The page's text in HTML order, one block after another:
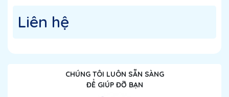
Liên hệ
CHÚNG TÔI LUÔN SẴN SÀNG
ĐỂ GIÚP ĐỠ BẠN